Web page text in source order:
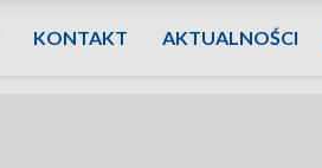
KONTAKT AKTUALNOŚCI